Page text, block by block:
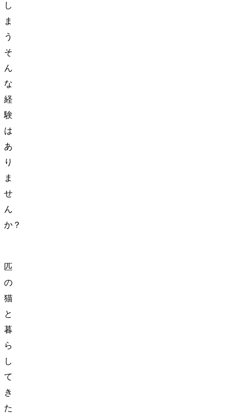
し
ま
う…
そ
ん
な
経
験
は
あ
り
ま
せ
ん
か？
匹
の
猫
と
暮
ら
し
て
き
た